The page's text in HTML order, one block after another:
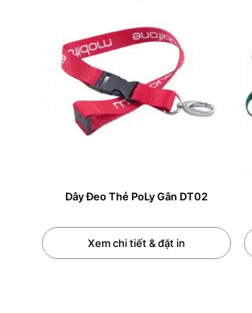
CÁC LOẠI DÂY ĐEO
+ Dây đeo thẻ Poly
+ Dây đeo thẻ Cao su ép nhiệt
Dây Đeo Thẻ PoLy Gân DT02
Xem chi tiết & đặt in